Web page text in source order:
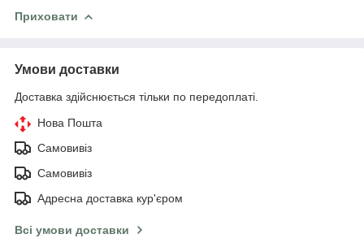
Приховати
Умови доставки
Доставка здійснюється тільки по передоплаті.
Нова Пошта
Самовивіз
Самовивіз
Адресна доставка кур'єром
Всі умови доставки